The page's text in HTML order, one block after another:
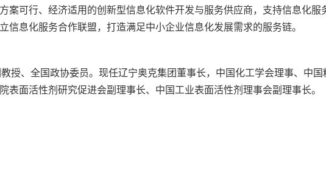
案可行、经济适用的创新型信息化软件开发与服务供应商，支持信息化服
信息化服务合作联盟，打造满足中小企业信息化发展需求的服务链。
授、全国政协委员。现任辽宁奥克集团董事长，中国化工学会理事、中国
表面活性剂研究促进会副理事长、中国工业表面活性剂理事会副理事长。